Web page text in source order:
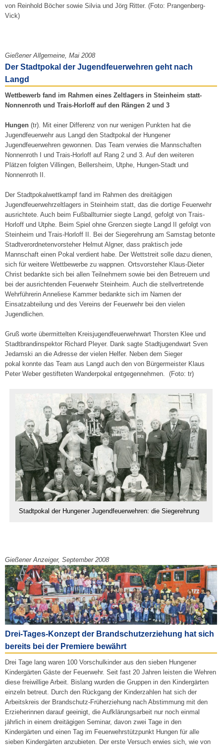
von Reinhold Böcher sowie Silvia und Jörg Ritter. (Foto: Prangenberg-
Vick)
Gießener Allgemeine, Mai 2008
Der Stadtpokal der Jugendfeuerwehren geht nach
Langd
Wettbewerb fand im Rahmen eines Zeltlagers in Steinheim statt-
Nonnenroth und Trais-Horloff auf den Rängen 2 und 3
Hungen (tr). Mit einer Differenz von nur weni­gen Punkten hat die
Jugendfeuerwehr aus Langd den Stadtpokal der Hungener
Jugendfeu­erwehren gewonnen. Das Team verwies die Mann­schaften
Nonnenroth I und Trais-Horloff auf Rang 2 und 3. Auf den weiteren
Plätzen folgten Villingen, Bellersheim, Utphe, Hungen-Stadt und
Nonnenroth II.
Der Stadtpokalwettkampf fand im Rahmen des dreitägigen
Jugend­feuerwehrzeltlagers in Steinheim statt, das die dortige Feuerwehr
aus­richtete. Auch beim Fuß­ballturnier siegte Langd, gefolgt von Trais-
Horloff und Utphe. Beim Spiel ohne Grenzen siegte Langd II gefolgt von
Steinheim und Trais-Hor­loff II. Bei der Siegereh­rung am Samstag betonte
Stadtverordnetenvorsteher Helmut Algner, dass praktisch jede
Mannschaft einen Pokal verdient habe. Der Wettstreit solle dazu dienen,
sich für weitere Wettbewerbe zu wappnen. Ortsvorsteher Klaus-Dieter
Christ bedankte sich bei al­len Teilnehmern so­wie bei den Betreu­ern und
bei der aus­richtenden Feuer­wehr Steinheim. Auch die stellvertre­tende
Wehrführerin Anneliese Kammer bedankte sich im Namen der
Einsatz­abteilung und des Vereins der Feuer­wehr bei den vielen
Jugendlichen.
Gruß worte über­mittelten Kreisjugendfeuerwehrwart Thorsten Klee und
Stadtbrandinspektor Richard Pleyer. Dank sagte Stadtjugendwart Sven
Jedamski an die Adres­se der vielen Helfer. Neben dem Sieger­
pokal konnte das Team aus Langd auch den von Bür­germeister Klaus
Peter Weber gestifteten Wan­derpokal entgegennehmen. (Foto: tr)
Stadtpokal der Hungener Jugendfeuerwehren: die Siegerehrung
Gießener Anzeiger, September 2008
Drei-Tages-Konzept der Brandschutzerziehung hat sich
bereits bei der Premiere bewährt
Drei Tage lang waren 100 Vorschulkinder aus den sieben Hungener
Kindergärten Gäste der Feuerwehr. Seit fast 20 Jahren leisten die Wehren
diese freiwillige Arbeit. Bislang wurden die Gruppen in den Kindergärten
einzeln betreut. Durch den Rückgang der Kinderzahlen hat sich der
Arbeitskreis der Brandschutz-Früherziehung nach Abstimmung mit den
Erzieherinnen darauf geeinigt, die Aufklärungsarbeit nur noch einmal
jährlich in einem dreitägigen Seminar, davon zwei Tage in den
Kindergärten und einen Tag im Feuerwehrstützpunkt Hungen für alle
sieben Kindergärten anzubieten. Der erste Versuch erwies sich, wie von